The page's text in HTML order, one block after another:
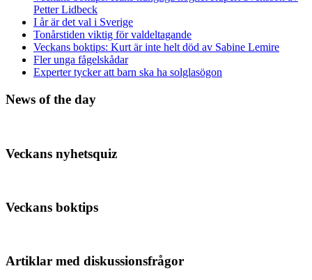
Petter Lidbeck
I år är det val i Sverige
Tonårstiden viktig för valdeltagande
Veckans boktips: Kurt är inte helt död av Sabine Lemire
Fler unga fågelskådar
Experter tycker att barn ska ha solglasögon
News of the day
Veckans nyhetsquiz
Veckans boktips
Artiklar med diskussionsfrågor